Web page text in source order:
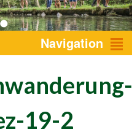
3 Navigation
19-2